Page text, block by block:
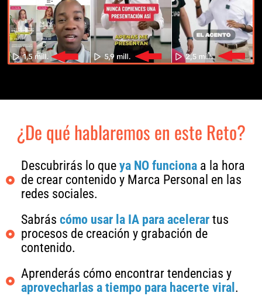
¿De qué hablaremos en este Reto?
Descubrirás lo queya NO funciona a la hora
de crear contenido y Marca Personal en las
redes sociales.
Sabrás cómo usar la IA para acelerar tus
procesos de creación y grabación de
contenido.
Aprenderás cómo encontrar tendencias y
aprovecharlas a tiempo para hacerte viral .